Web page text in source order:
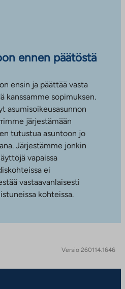
ennen päätöstä
ensin ja päättää vasta
kanssamme sopimuksen.
asumisoikeusasunnon
järjestämään
tutustua asuntoon jo
Järjestämme jonkin
vapaissa
ei
vastaavanlaisesti
kohteissa.
Versio 260114.1646